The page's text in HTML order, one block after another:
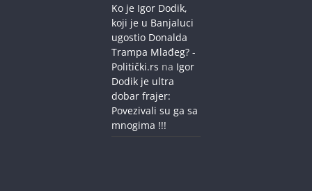
Ko je Igor Dodik,
koji je u Banjaluci
ugostio Donalda
Trampa Mlađeg? -
Politički.rs na Igor
Dodik je ultra
dobar frajer:
Povezivali su ga sa
mnogima !!!